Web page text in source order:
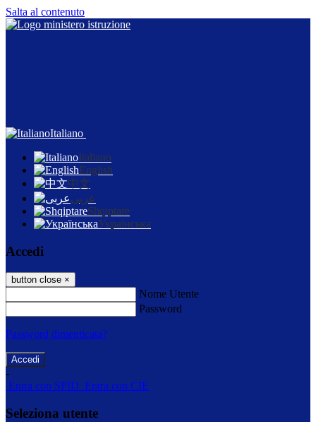
Salta al contenuto
Italiano
Italiano
English
中文
عربى
Shqiptare
Українська
Accedi
button close ×
Nome Utente
Password
Password dimenticata?
-
Entra con SPID Entra con CIE
Seleziona utente